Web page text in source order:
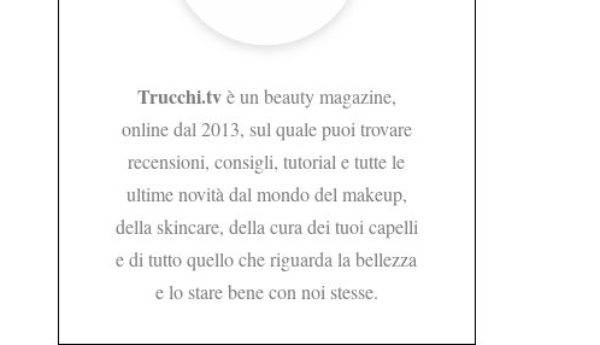
Trucchi.tvè un beauty magazine,
online dal 2013, sul quale puoi trovare
recensioni, consigli, tutorial e tutte le
ultime novità dal mondo del makeup,
della skincare, della cura dei tuoi capelli
e di tutto quello che riguarda la bellezza
e lo stare bene con noi stesse.